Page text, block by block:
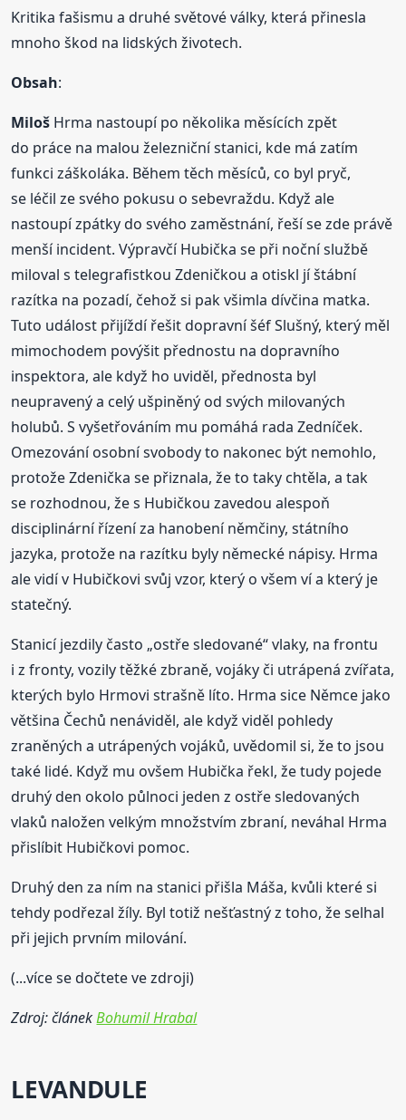
Kritika fašismu a druhé světové války, která přinesla
mnoho škod na lidských životech.
Obsah:
Miloš Hrma nastoupí po několika měsících zpět
do práce na malou železniční stanici, kde má zatím
funkci záškoláka. Během těch měsíců, co byl pryč,
se léčil ze svého pokusu o sebevraždu. Když ale
nastoupí zpátky do svého zaměstnání, řeší se zde právě
menší incident. Výpravčí Hubička se při noční službě
miloval s telegrafistkou Zdeničkou a otiskl jí štábní
razítka na pozadí, čehož si pak všimla dívčina matka.
Tuto událost přijíždí řešit dopravní šéf Slušný, který měl
mimochodem povýšit přednostu na dopravního
inspektora, ale když ho uviděl, přednosta byl
neupravený a celý ušpiněný od svých milovaných
holubů. S vyšetřováním mu pomáhá rada Zedníček.
Omezování osobní svobody to nakonec být nemohlo,
protože Zdenička se přiznala, že to taky chtěla, a tak
se rozhodnou, že s Hubičkou zavedou alespoň
disciplinární řízení za hanobení němčiny, státního
jazyka, protože na razítku byly německé nápisy. Hrma
ale vidí v Hubičkovi svůj vzor, který o všem ví a který je
statečný.
Stanicí jezdily často „ostře sledované“ vlaky, na frontu
i z fronty, vozily těžké zbraně, vojáky či utrápená zvířata,
kterých bylo Hrmovi strašně líto. Hrma sice Němce jako
většina Čechů nenáviděl, ale když viděl pohledy
zraněných a utrápených vojáků, uvědomil si, že to jsou
také lidé. Když mu ovšem Hubička řekl, že tudy pojede
druhý den okolo půlnoci jeden z ostře sledovaných
vlaků naložen velkým množstvím zbraní, neváhal Hrma
přislíbit Hubičkovi pomoc.
Druhý den za ním na stanici přišla Máša, kvůli které si
tehdy podřezal žíly. Byl totiž nešťastný z toho, že selhal
při jejich prvním milování.
(...více se dočtete ve zdroji)
Zdroj: článekBohumil Hrabal
LEVANDULE